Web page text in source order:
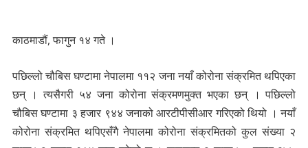
काठमाडौं, फागुन १४ गते ।
पछिल्लो चौबिस घण्टामा नेपालमा ११२ जना नयाँ कोरोना संक्रमित थपिएका
छन् । त्यसैगरी ५४ जना कोरोना संक्रमणमुक्त भएका छन् । पछिल्लो
चौबिस घण्टामा ३ हजार ९४४ जनाको आरटीपीसीआर गरिएको थियो । नयाँ
कोरोना संक्रमित थपिएसँगै नेपालमा कोरोना संक्रमितको कुल संख्या २